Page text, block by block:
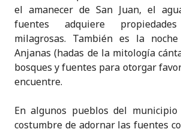
el amanecer de San Juan, el
fuentes adquiere
milagrosas. También es la
Anjanas (hadas de la mitología
bosques y fuentes para otorgar
encuentre.
En algunos pueblos del
costumbre de adornar las fuentes